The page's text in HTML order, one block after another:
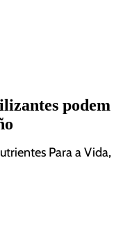
podem
Para a Vida,